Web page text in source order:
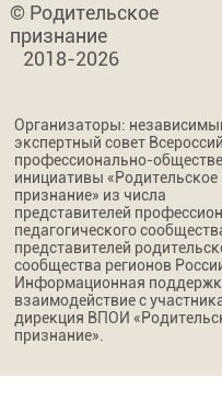
© Родительское
признание
2018-2026
Организаторы:
экспертный совет
профессионально-
инициативы «Родительское
признание» из числа
представителей
педагогического
представителей
сообщества регионов
Информационная
взаимодействие с
дирекция ВПОИ
признание».